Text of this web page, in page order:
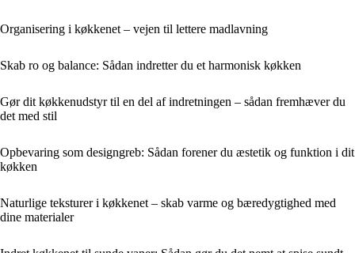
Organisering i køkkenet – vejen til lettere madlavning
Skab ro og balance: Sådan indretter du et harmonisk køkken
Gør dit køkkenudstyr til en del af indretningen – sådan fremhæver du
det med stil
Opbevaring som designgreb: Sådan forener du æstetik og funktion i dit
køkken
Naturlige teksturer i køkkenet – skab varme og bæredygtighed med
dine materialer